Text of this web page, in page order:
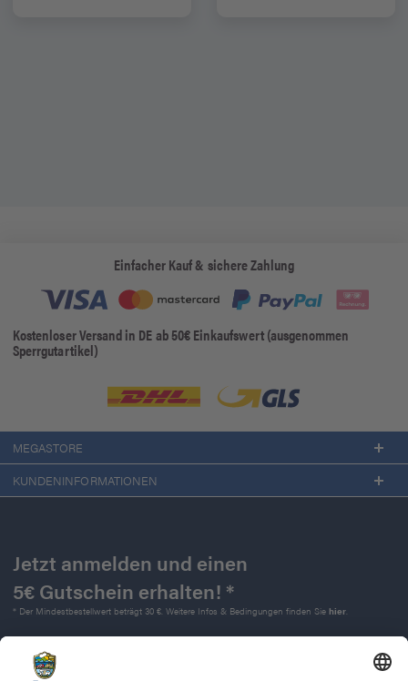
Einfacher Kauf & sichere Zahlung
Kostenloser Versand in DE ab 50€ Einkaufswert (ausgenommen
Sperrgutartikel)
MEGASTORE
KUNDENINFORMATIONEN
Jetzt anmelden und einen
5€ Gutschein erhalten! *
* Der Mindestbestellwert beträgt 30 €. Weitere Infos & Bedingungen finden Sie hier.